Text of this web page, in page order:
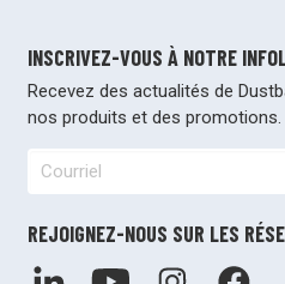
INSCRIVEZ-VOUS À NOTRE
Recevez des actualités de
nos produits et des promotions.
REJOIGNEZ-NOUS SUR LES